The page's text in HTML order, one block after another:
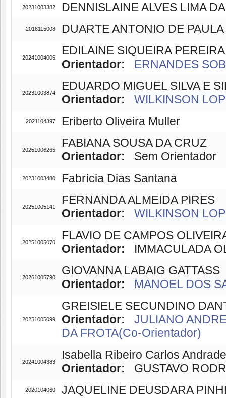
20231003382 DENNISLAINE ALVES LIMA
2018115008 DUARTE ANTONIO DE
20241004006
EDILAINE SIQUEIRA
Orientador:
ERNANDES
20231003874
EDUARDO MIGUEL SILVA E
Orientador:
WILKINSON
2021104397 Eriberto Oliveira Muller
20251006265
FABIANA SOUSA DA CRUZ
Orientador: Sem Orientador
20231003480 Fabrícia Dias Santana
20251005141
FERNANDA ALMEIDA PIRES
Orientador:
WILKINSON
20251005070
FLAVIO DE CAMPOS
Orientador: IMMACULADA
20261005790
GIOVANNA LABAIG GATTASS
Orientador:
MANOEL DOS
20251005099
GREISIELE SECUNDINO
Orientador:
JULIANO
DA FROTA(Co-Orientador)
20241004383
Isabella Ribeiro Carlos Andrade
Orientador: GUSTAVO
2020104060 JAQUELINE DEUSDARA